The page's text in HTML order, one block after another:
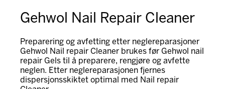
Gehwol Nail Repair Cleaner
Preparering og avfetting etter neglereparasjoner
Gehwol Nail repair Cleaner brukes før Gehwol nail
repair Gels til å preparere, rengjøre og avfette
neglen. Etter neglereparasjonen fjernes
dispersjonsskiktet optimal med Nail repair